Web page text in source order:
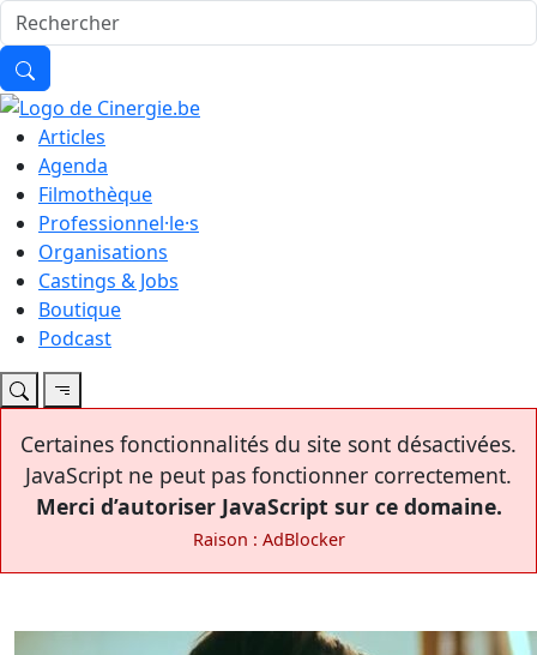
Articles
Agenda
Filmothèque
Professionnel·le·s
Organisations
Castings & Jobs
Boutique
Podcast
Certaines fonctionnalités du site sont désactivées.
JavaScript ne peut pas fonctionner correctement.
Merci d’autoriser JavaScript sur ce domaine.
Raison : AdBlocker